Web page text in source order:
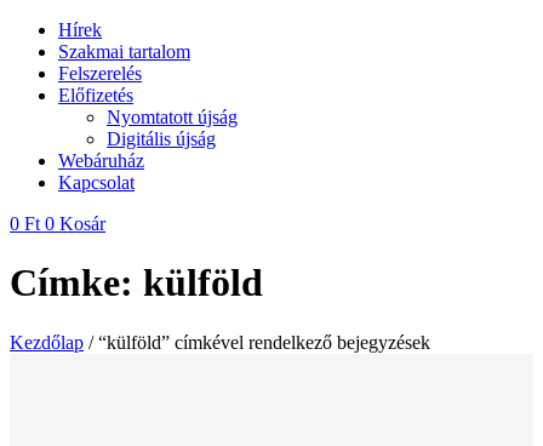
Hírek
Szakmai tartalom
Felszerelés
Előfizetés
Nyomtatott újság
Digitális újság
Webáruház
Kapcsolat
0 Ft 0 Kosár
Címke: külföld
Kezdőlap / “külföld” címkével rendelkező bejegyzések